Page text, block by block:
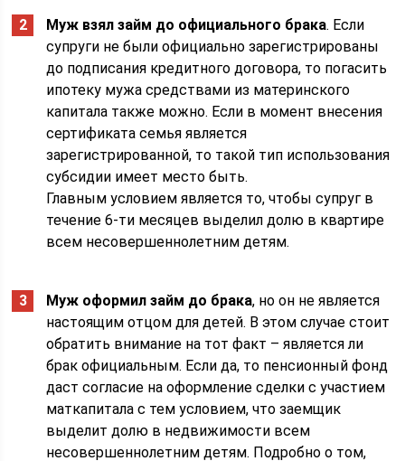
Муж взял займ до официального брака. Если
супруги не были официально зарегистрированы
до подписания кредитного договора, то погасить
ипотеку мужа средствами из материнского
капитала также можно. Если в момент внесения
сертификата семья является
зарегистрированной, то такой тип использования
субсидии имеет место быть.
Главным условием является то, чтобы супруг в
течение 6-ти месяцев выделил долю в квартире
всем несовершеннолетним детям.
Муж оформил займ до брака, но он не является
настоящим отцом для детей. В этом случае стоит
обратить внимание на тот факт – является ли
брак официальным. Если да, то пенсионный фонд
даст согласие на оформление сделки с участием
маткапитала с тем условием, что заемщик
выделит долю в недвижимости всем
несовершеннолетним детям. Подробно о том,